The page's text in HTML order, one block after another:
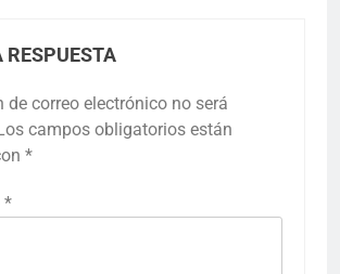
RESPUESTA
de correo electrónico no será
campos obligatorios están
*
*